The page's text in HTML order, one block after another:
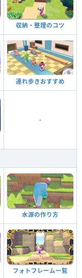
収納・整理のコツ
連れ歩きおすすめ
-
水源の作り方
フォトフレーム一覧